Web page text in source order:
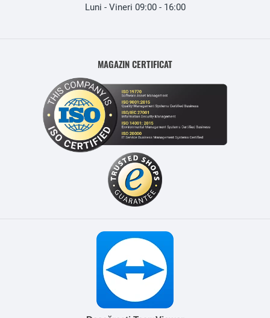
Luni - Vineri 09:00 - 16:00
MAGAZIN CERTIFICAT